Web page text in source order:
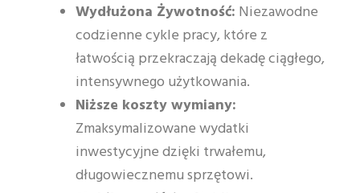
Wydłużona Żywotność: Niezawodne
codzienne cykle pracy, które z
łatwością przekraczają dekadę ciągłego,
intensywnego użytkowania.
Niższe koszty wymiany:
Zmaksymalizowane wydatki
inwestycyjne dzięki trwałemu,
długowiecznemu sprzętowi.